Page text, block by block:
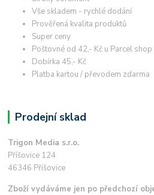
Vše skladem - rychlé dodání
Prověřená kvalita produktů
Super ceny
Poštovné od 42,- Kč u Parcel
Dobírka 45,- Kč
Platba kartou / převodem zdarma
Prodejní sklad
Trigon Media s.r.o.
Příšovice 124
46346 Příšovice
Zboží vydáváme jen po předchozí